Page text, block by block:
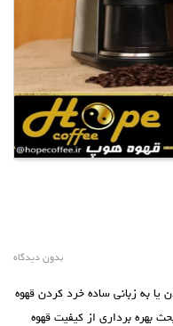
بدون دیدگاه
یا به زبانی ساده خرد کردن قهوه
بهره برداری از کیفیت قهوه